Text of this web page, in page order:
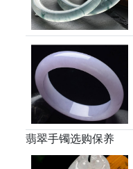
翡翠手镯选购保养